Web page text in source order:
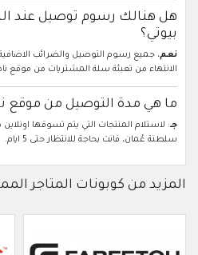
هل هنالك رسوم توصيل عند
بيوتي؟
نعم، جميع رسوم التوصيل والضرائب
الانتهاء من تعبئة سلة المشتريات من موقع
ما هي مدة التوصيل من موقع
جـ: لاستلام المنتجات التي يتم تسوقها
سلطنة عُمان، فانت بحاجة للانتظار حتى 5 ايام.
المزيد من كوبونات المتاجر